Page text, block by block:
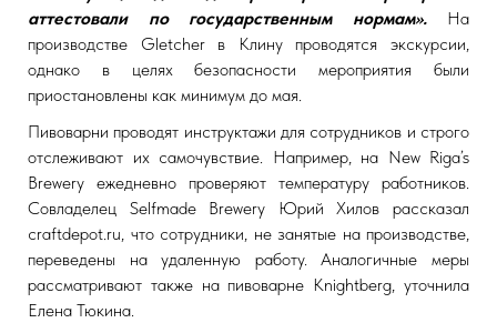
аттестовали по государственным нормам».На
производстве Gletcher в Клину проводятся экскурсии,
однако в целях безопасности мероприятия были
приостановлены как минимум до мая.
Пивоварни проводят инструктажи для сотрудников и строго
отслеживают их самочувствие. Например, на New Riga’s
Brewery ежедневно проверяют температуру работников.
Совладелец Selfmade Brewery Юрий Хилов рассказал
craftdepot.ru, что сотрудники, не занятые на производстве,
переведены на удаленную работу. Аналогичные меры
рассматривают также на пивоварне Knightberg, уточнила
Елена Тюкина.